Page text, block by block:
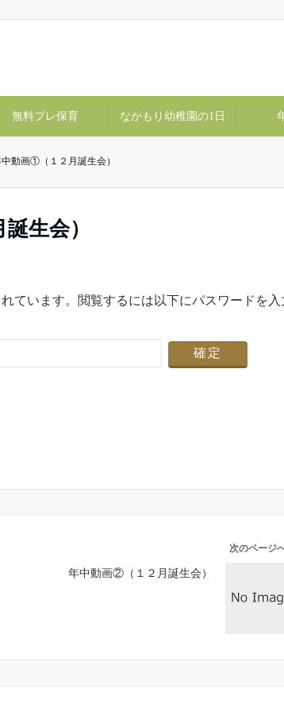
無料プレ保育 なかもり幼稚園の1日
動画①（１２月誕生会）
生会）
ています。閲覧するには以下にパスワードを入
次のページ
年中動画②（１２月誕生会）